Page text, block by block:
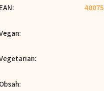
EAN:
:
:
Obsah: